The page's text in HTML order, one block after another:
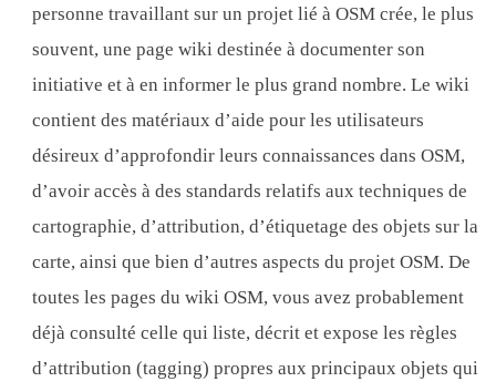
personne travaillant sur un projet lié à OSM crée, le plus
souvent, une page wiki destinée à documenter son
initiative et à en informer le plus grand nombre. Le wiki
contient des matériaux d’aide pour les utilisateurs
désireux d’approfondir leurs connaissances dans OSM,
d’avoir accès à des standards relatifs aux techniques de
cartographie, d’attribution, d’étiquetage des objets sur la
carte, ainsi que bien d’autres aspects du projet OSM. De
toutes les pages du wiki OSM, vous avez probablement
déjà consulté celle qui liste, décrit et expose les règles
d’attribution (tagging) propres aux principaux objets qui